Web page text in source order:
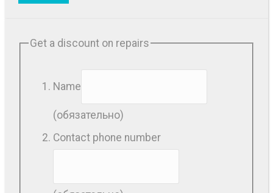
Get a discount on repairs
Name
(обязательно)
Contact phone number